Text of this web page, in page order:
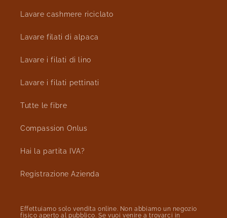
Lavare cashmere riciclato
Lavare filati di alpaca
Lavare i filati di lino
Lavare i filati pettinati
Tutte le fibre
Compassion Onlus
Hai la partita IVA?
Registrazione Azienda
Effettuiamo solo vendita online. Non abbiamo un negozio
fisico aperto al pubblico. Se vuoi venire a trovarci in